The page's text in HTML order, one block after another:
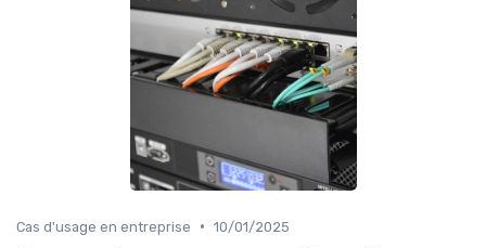
Cas d'usage en entreprise • 10/01/2025